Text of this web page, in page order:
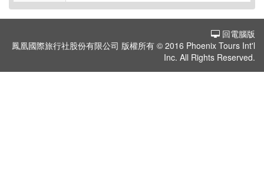
西.
回電腦版
鳳凰國際旅行社股份有限公司 版權所有 © 2016 Phoenix Tours Int'l
Inc. All Rights Reserved.